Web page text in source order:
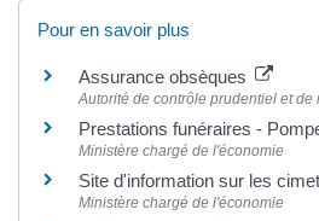
Pour en savoir plus
Assurance obsèques
Autorité de contrôle prudentiel et de
Prestations funéraires -
Ministère chargé de l'économie
Site d'information sur les
Ministère chargé de l'économie